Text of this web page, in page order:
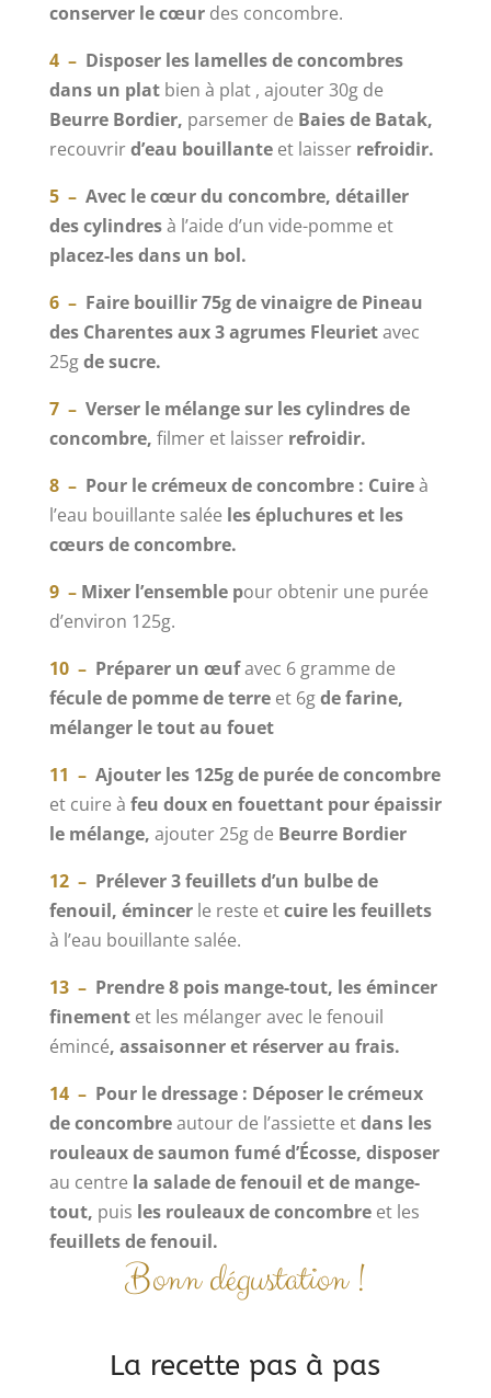
conserver le cœur des concombre.
4 – Disposer les lamelles de concombres
dans un plat bien à plat , ajouter 30g de
Beurre Bordier, parsemer de Baies de Batak,
recouvrird’eau bouillante et laisserrefroidir.
5 – Avec le cœur du concombre, détailler
des cylindresà l’aide d’un vide-pomme et
placez-les dans un bol.
6 – Faire bouillir 75g de vinaigre de Pineau
des Charentes aux 3 agrumes Fleurietavec
25gde sucre.
7 – Verser le mélange sur les cylindres de
concombre, filmer et laisserrefroidir.
8 – Pour le crémeux de concombre : Cuireà
l’eau bouillante salée les épluchures et les
cœurs de concombre.
9 – Mixer l’ensemble pour obtenir une purée
d’environ 125g.
10 – Préparer un œufavec 6 gramme de
fécule de pomme de terreet 6gde farine,
mélanger le tout au fouet
11 – Ajouter les 125g de purée de concombre
et cuire à feu doux en fouettant pour épaissir
le mélange, ajouter 25g de Beurre Bordier
12 – Prélever 3 feuillets d’un bulbe de
fenouil, émincerle reste etcuire les feuillets
à l’eau bouillante salée.
13 – Prendre 8 pois mange-tout, les émincer
finement et les mélanger avec le fenouil
émincé, assaisonner et réserver au frais.
14 – Pour le dressage : Déposer le crémeux
de concombreautour de l’assiette etdans les
rouleaux de saumon fumé d’Écosse, disposer
au centre la salade de fenouil et de mange-
tout, puis les rouleaux de concombre et les
feuillets de fenouil.
Bonn dégustation !
La recette pas à pas